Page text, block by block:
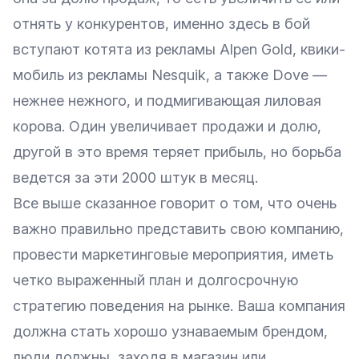
отнять у конкурентов, именно здесь в бой
вступают котята из рекламы Alpen Gold, квики-
мобиль из рекламы Nesquik, а также Dove —
нежнее нежного, и подмигивающая лиловая
корова. Один увеличивает продажи и долю,
другой в это время теряет прибыль, но борьба
ведется за эти 2000 штук в месяц.
Все выше сказанное говорит о том, что очень
важно правильно представить свою компанию,
провести маркетинговые мероприятия, иметь
четко выраженный план и долгосрочную
стратегию поведения на рынке. Ваша компания
должна стать хорошо узнаваемым брендом,